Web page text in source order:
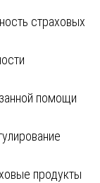
страховых
помощи
продукты